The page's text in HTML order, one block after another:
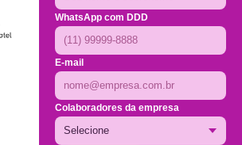
WhatsApp com DDD
E-mail
Colaboradores da empresa